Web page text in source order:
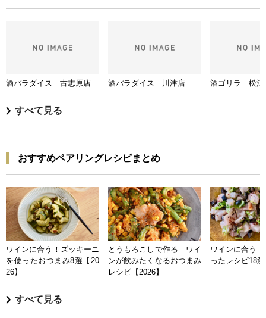
酒パラダイス 古志原店 酒パラダイス 川津店 酒ゴリラ 松江
すべて見る
おすすめペアリングレシピまとめ
ワインに合う！ズッキーニ
を使ったおつまみ8選【20
26】
とうもろこしで作る ワイ
ンが飲みたくなるおつまみ
レシピ【2026】
ワインに合う
ったレシピ18
すべて見る